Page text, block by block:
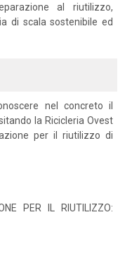
al riutilizzo,
di scala sostenibile ed
nel concreto il
la Ricicleria Ovest
per il riutilizzo di
PER IL RIUTILIZZO: